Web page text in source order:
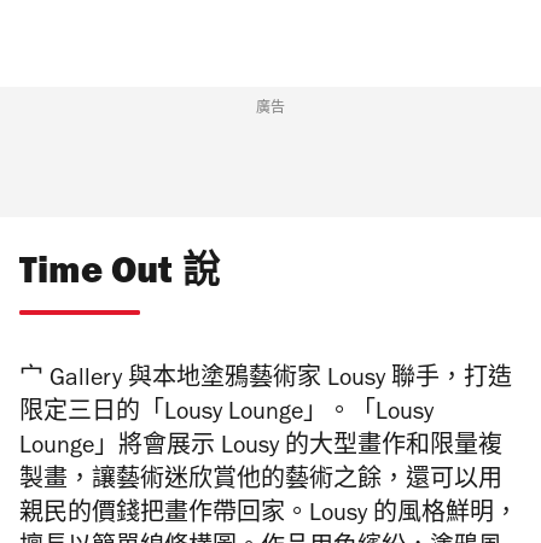
廣告
Time Out 說
宀 Gallery 與本地塗鴉藝術家 Lousy 聯手，打造
限定三日的「Lousy Lounge」。「Lousy
Lounge」將會展示 Lousy 的大型畫作和限量複
製畫，讓藝術迷欣賞他的藝術之餘，還可以用
親民的價錢把畫作帶回家。Lousy 的風格鮮明，